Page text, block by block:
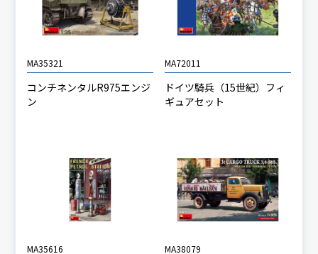
MA35321
コンチネンタルR975エンジ
ン
MA72011
ドイツ騎兵（15世紀）フィ
ギュアセット
MA35616 MA38079